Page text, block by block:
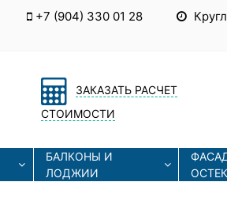
+7 (904) 330 01 28
ЗАКАЗАТЬ РАСЧЕТ
СТОИМОСТИ
БАЛКОНЫ И
ЛОДЖИИ